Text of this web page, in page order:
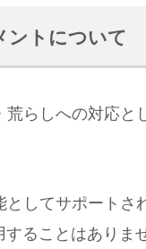
ントについて
荒らしへの対応
としてサポート
ることはありま